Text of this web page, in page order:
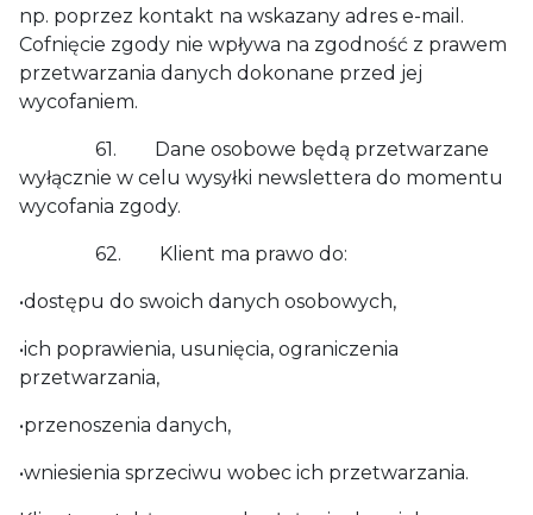
np. poprzez kontakt na wskazany adres e-mail.
Cofnięcie zgody nie wpływa na zgodność z prawem
przetwarzania danych dokonane przed jej
wycofaniem.
61. Dane osobowe będą przetwarzane
wyłącznie w celu wysyłki newslettera do momentu
wycofania zgody.
62. Klient ma prawo do:
•dostępu do swoich danych osobowych,
•ich poprawienia, usunięcia, ograniczenia
przetwarzania,
•przenoszenia danych,
•wniesienia sprzeciwu wobec ich przetwarzania.